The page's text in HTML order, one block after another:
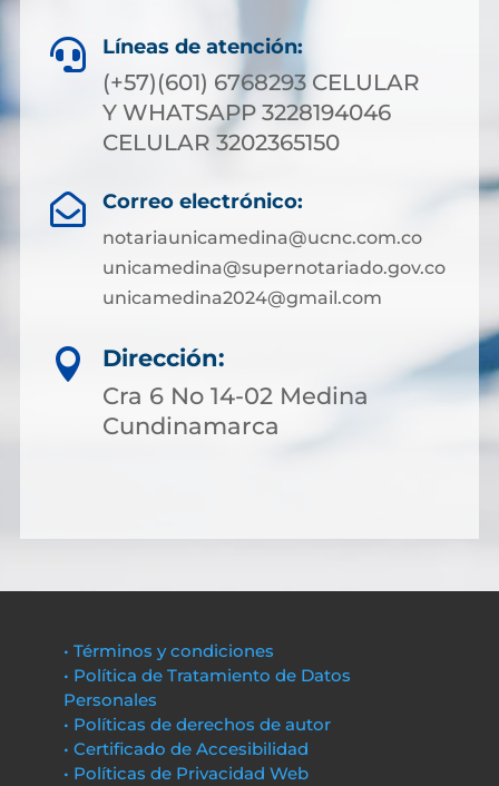
 Líneas de atención:
(+57)(601) 6768293 CELULAR
Y WHATSAPP 3228194046
CELULAR 3202365150
 Correo electrónico:
notariaunicamedina@ucnc.com.co
unicamedina@supernotariado.gov.co
unicamedina2024@gmail.com

Dirección:
Cra 6 No 14-02 Medina
Cundinamarca
• Términos y condiciones
• Política de Tratamiento de Datos
Personales
• Políticas de derechos de autor
• Certificado de Accesibilidad
• Políticas de Privacidad Web